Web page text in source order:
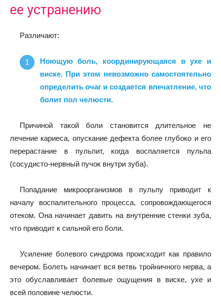
ее устранению
Различают:
Ноющую боль, координирующаяся в ухе и
виске. При этом невозможно самостоятельно
определить очаг и создается впечатление, что
болит пол челюсти.
Причиной такой боли становится длительное не
лечение кариеса, опускание дефекта более глубоко и его
перерастание в пульпит, когда воспаляется пульпа
(сосудисто-нервный пучок внутри зуба).
Попадание микроорганизмов в пульпу приводит к
началу воспалительного процесса, сопровождающегося
отеком. Она начинает давить на внутренние стенки зуба,
что приводит к сильной его боли.
Усиление болевого синдрома происходит как правило
вечером. Болеть начинает вся ветвь тройничного нерва, а
это обуславливает болевые ощущения в виске, ухе и
всей половине челюсти.